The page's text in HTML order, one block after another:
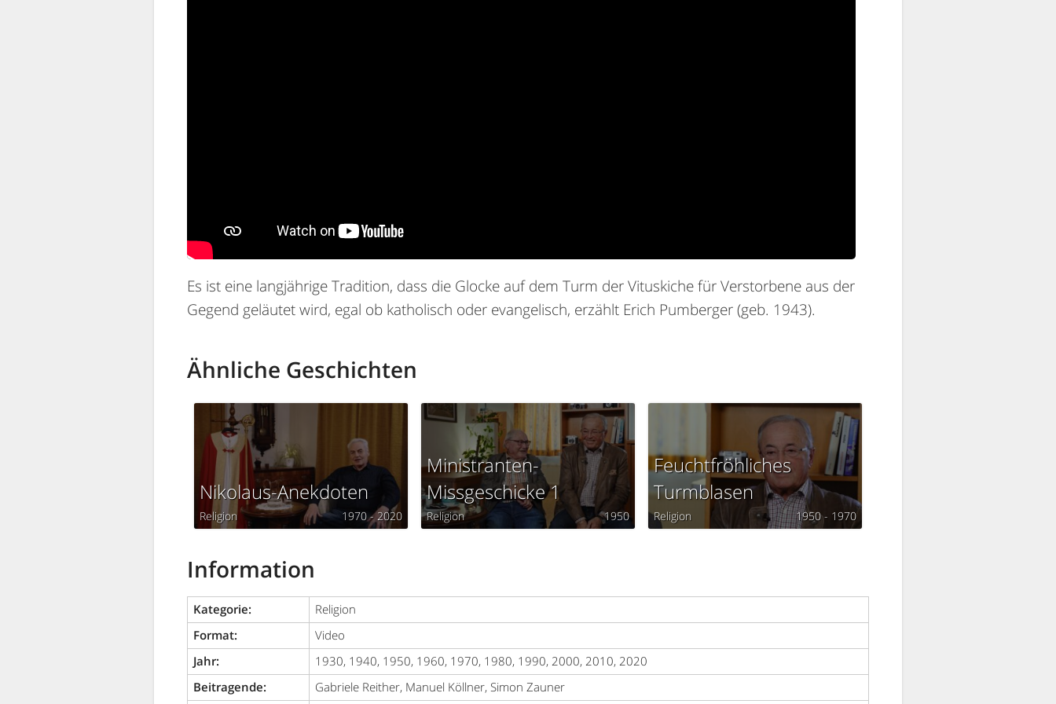
Es ist eine langjährige Tradition, dass die Glocke auf dem Turm der Vituskiche für Verstorbene aus der
Gegend geläutet wird, egal ob katholisch oder evangelisch, erzählt Erich Pumberger (geb. 1943).
Ähnliche Geschichten
Nikolaus-Anekdoten
Religion 1970 - 2020
Ministranten-
Missgeschicke 1
Religion 1950
Feuchtfröhliches
Turmblasen
Religion 1950 - 1970
Information
Kategorie:
Religion
Format:
Video
Jahr:
1930, 1940, 1950, 1960, 1970, 1980, 1990, 2000, 2010, 2020
Beitragende:
Gabriele Reither, Manuel Köllner, Simon Zauner